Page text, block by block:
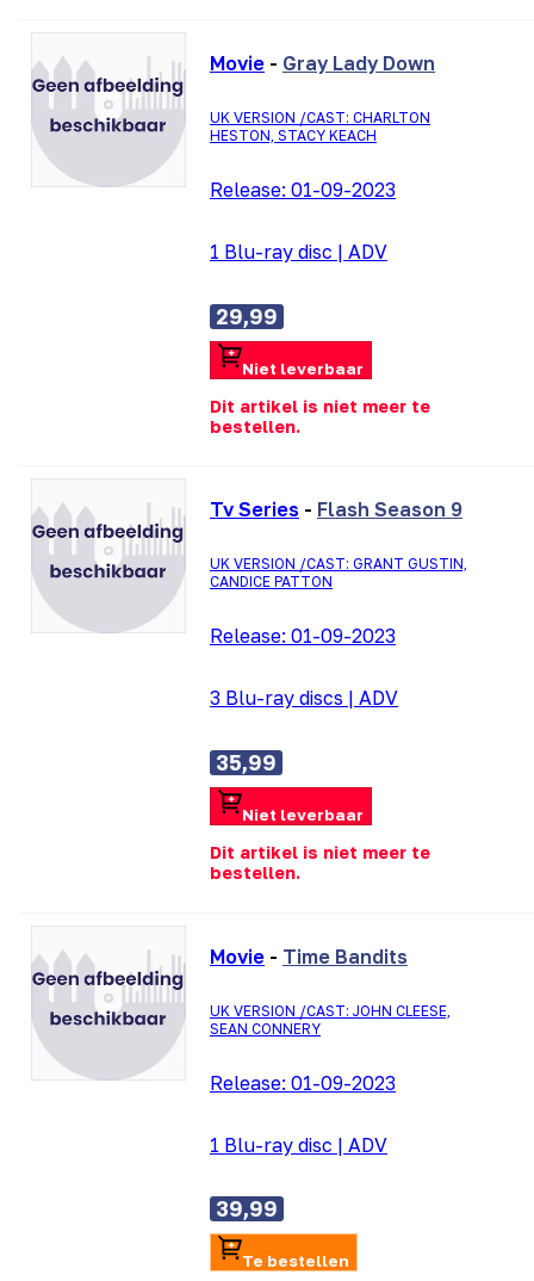
Movie - Gray Lady Down
UK VERSION /CAST: CHARLTON
HESTON, STACY KEACH
Release: 01-09-2023
1 Blu-ray disc | ADV
29,99
Niet leverbaar
Dit artikel is niet meer te
bestellen.
Tv Series - Flash Season 9
UK VERSION /CAST: GRANT GUSTIN,
CANDICE PATTON
Release: 01-09-2023
3 Blu-ray discs | ADV
35,99
Niet leverbaar
Dit artikel is niet meer te
bestellen.
Movie - Time Bandits
UK VERSION /CAST: JOHN CLEESE,
SEAN CONNERY
Release: 01-09-2023
1 Blu-ray disc | ADV
39,99
Te bestellen